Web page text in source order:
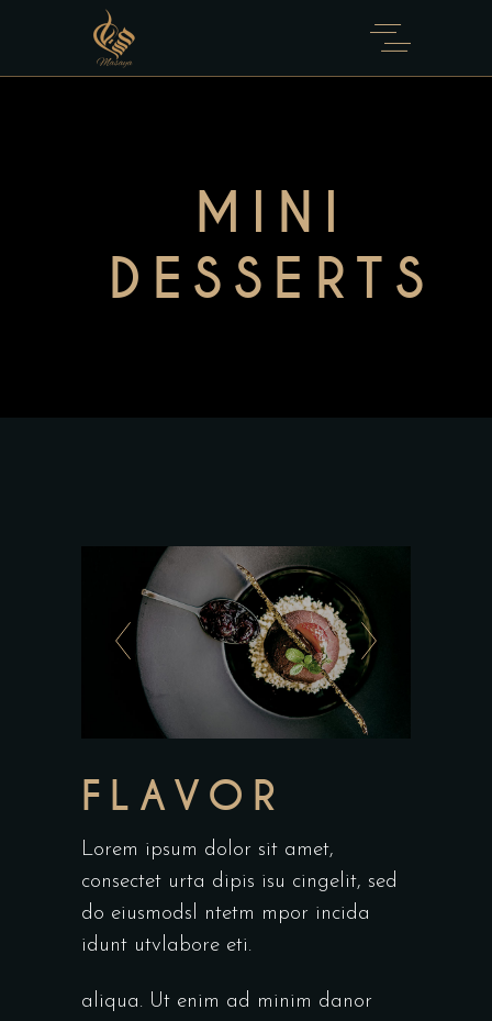
MINI
DESSERTS
FLAVOR
Lorem ipsum dolor sit amet,
consectet urta dipis isu cingelit, sed
do eiusmodsl ntetm mpor incida
idunt utvlabore eti.
aliqua. Ut enim ad minim danor